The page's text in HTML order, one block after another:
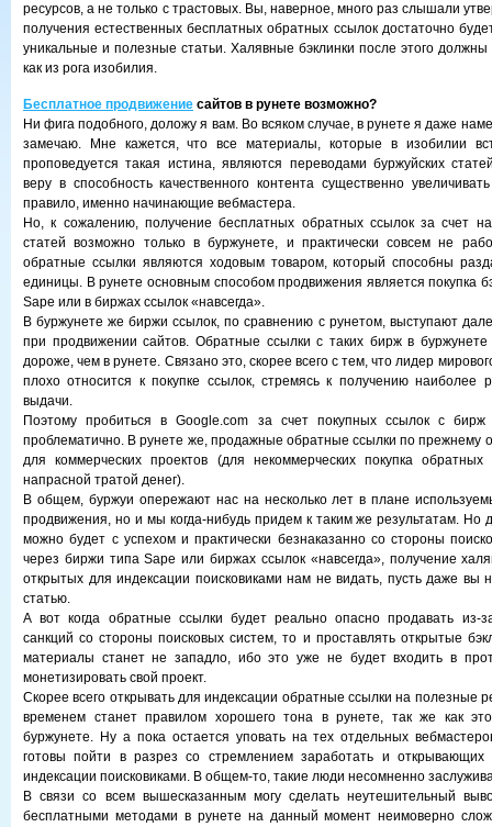
ресурсов, а не только с трастовых. Вы, наверное, много раз слышали
получения естественных бесплатных обратных ссылок достаточно
уникальные и полезные статьи. Халявные бэклинки после этого должны
как из рога изобилия.
Бесплатное продвижение сайтов в рунете возможно?
Ни фига подобного, доложу я вам. Во всяком случае, в рунете я даже
замечаю. Мне кажется, что все материалы, которые в изобилии
проповедуется такая истина, являются переводами буржуйских
веру в способность качественного контента существенно
правило, именно начинающие вебмастера.
Но, к сожалению, получение бесплатных обратных ссылок за счет
статей возможно только в буржунете, и практически совсем не
обратные ссылки являются ходовым товаром, который способны
единицы. В рунете основным способом продвижения является покупка
Sape или в биржах ссылок «навсегда».
В буржунете же биржи ссылок, по сравнению с рунетом, выступают
при продвижении сайтов. Обратные ссылки с таких бирж в буржунете
дороже, чем в рунете. Связано это, скорее всего с тем, что лидер
плохо относится к покупке ссылок, стремясь к получению наиболее
выдачи.
Поэтому пробиться в Google.com за счет покупных ссылок с
проблематично. В рунете же, продажные обратные ссылки по прежнему
для коммерческих проектов (для некоммерческих покупка
напрасной тратой денег).
В общем, буржуи опережают нас на несколько лет в плане
продвижения, но и мы когда-нибудь придем к таким же результатам. Но
можно будет с успехом и практически безнаказанно со стороны
через биржи типа Sape или биржах ссылок «навсегда», получение
открытых для индексации поисковиками нам не видать, пусть даже
статью.
А вот когда обратные ссылки будет реально опасно продавать из-
санкций со стороны поисковых систем, то и проставлять открытые
материалы станет не западло, ибо это уже не будет входить в
монетизировать свой проект.
Скорее всего открывать для индексации обратные ссылки на полезные
временем станет правилом хорошего тона в рунете, так же как
буржунете. Ну а пока остается уповать на тех отдельных
готовы пойти в разрез со стремлением заработать и
индексации поисковиками. В общем-то, такие люди несомненно
В связи со всем вышесказанным могу сделать неутешительный
бесплатными методами в рунете на данный момент неимоверно